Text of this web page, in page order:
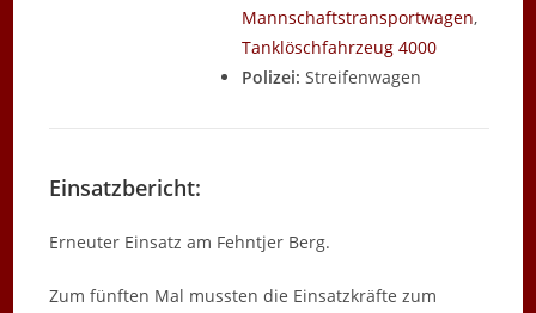
Mannschaftstransportwagen,
Tanklöschfahrzeug 4000
Polizei: Streifenwagen
Einsatzbericht:
Erneuter Einsatz am Fehntjer Berg.
Zum fünften Mal mussten die Einsatzkräfte zum